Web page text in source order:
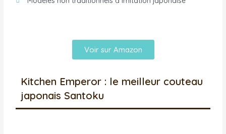
Voir sur Amazon
Kitchen Emperor : le meilleur couteau
japonais Santoku